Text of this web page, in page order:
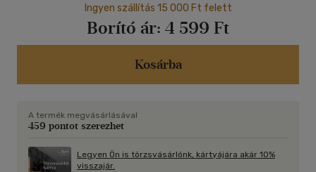
vele Dante, az álmodozó, éles eszű Dante, aki egyszerre
képes Ari idegeire menni és vágyakkal tölteni el őt.
A fiúk eltökélték, hogy utat taposnak maguknak a
világban, ami nem érti meg őket. Amikor Ari kénytelen
szembenézni egy letaglózó veszteséggel, a lehető leg-
Ingyen szállítás 15 000 Ft felett
Borító ár: 4 599 Ft
Kosárba
A termék megvásárlásával
459 pontot szerezhet
Legyen Ön is törzsvásárlónk, kártyájára akár 10%
visszajár.